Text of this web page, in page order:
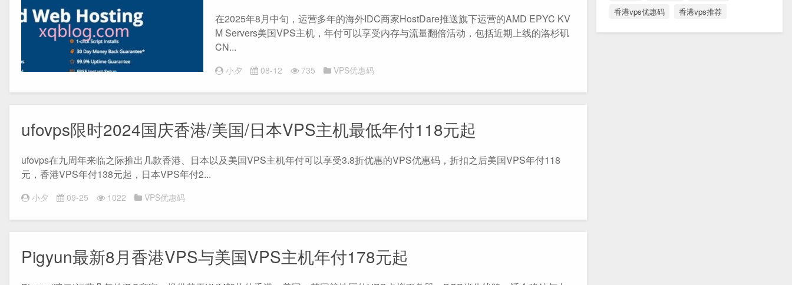
在2025年8月中旬，运营多年的海外IDC商家HostDare推送旗下运营的AMD EPYC KV
M Servers美国VPS主机，年付可以享受内存与流量翻倍活动，包括近期上线的洛杉矶
CN...
小夕 08-12 735 VPS优惠码
ufovps限时2024国庆香港/美国/日本VPS主机最低年付118元起
ufovps在九周年来临之际推出几款香港、日本以及美国VPS主机年付可以享受3.8折优惠的VPS优惠码，折扣之后美国VPS年付118
元，香港VPS年付138元起，日本VPS年付2...
小夕 09-25 1022 VPS优惠码
Pigyun最新8月香港VPS与美国VPS主机年付178元起
香港vps优惠码
香港vps推荐